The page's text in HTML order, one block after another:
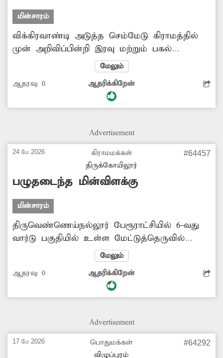
மின்சாரம்
விக்கிரவாண்டி அடுத்த செம்மேடு கிராமத்தில்
முன் அறிவிப்பின்றி இரவு மற்றும் பகல்
நேரங்களில் அடிக்கடி மின்தடை ஏற்படுகிறது.
இதனால் இரவு நேரங்களில் பொதுமக்கள்
தங்களது வீடுகளில் உள்ள மின்விசிறிகளை
இயக்க முடியாத சூழ்நிலை ஏற்பட்டு வருவதால்
வருகின்றனர். எனவே சீரான முறையில் மின்
எடுக்க வேண்டும்.
மேலும்
ஆதரவு: 0 ஆதரிக்கிறேன்
Advertisement
24 மே 2026
கிராமமக்கள்
திருக்கோயிலூர்
#64457
பழுதடைந்த மின்விளக்கு
மின்சாரம்
திருவெண்ணெய்நல்லூர் பேரூராட்சியில் 6-வது
வார்டு பகுதியில் உள்ள மேட்டுத்தெருவில்
மின்விளக்கு பழுதடைந்துள்ளது. இதனால்
அங்கு திருட்டு, வழிப்பறி உள்ளிட்ட
குற்றசம்பவங்கள் நடைபெறும் வாய்ப்பு
உருவாகியுள்ளது. மேலும் இரவில் அதிகளவில்
அதிகரித்துள்ளது. எனவே மின்வாரியத்துறை
சரிசெய்ய நடவடிக்கை எடுக்க வேண்டும் என
அப்பகுதி மக்கள் கோரிக்கை விடுத்துள்ளனர்.
மேலும்
ஆதரவு: 0 ஆதரிக்கிறேன்
Advertisement
17 மே 2026
பொதுமக்கள்
விழுப்புரம்
#64292